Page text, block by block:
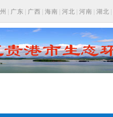
广东 广西 海南 河北 河南 湖北